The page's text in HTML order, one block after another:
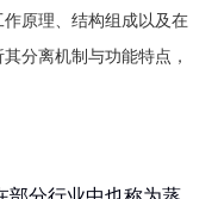
原理、结构组成以及在
分离机制与功能特点，